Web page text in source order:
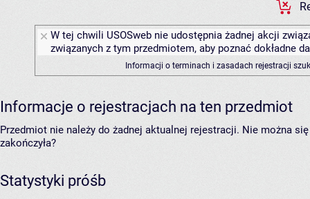
W tej chwili USOSweb nie udostępnia żadnej akcji
związanych z tym przedmiotem, aby poznać dokładne
Informacji o terminach i zasadach rejestracji
Informacje o rejestracjach na ten przedmiot
Przedmiot nie należy do żadnej aktualnej rejestracji. Nie można
zakończyła?
Statystyki próśb